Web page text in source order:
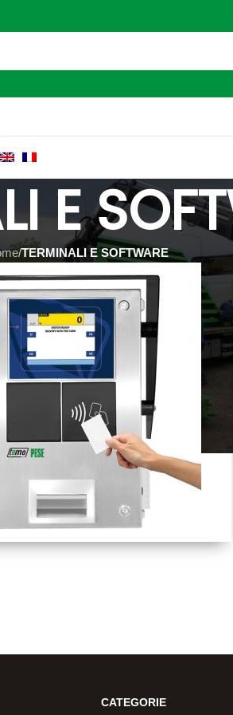
E
/TERMINALI E SOFTWARE
CATEGORIE